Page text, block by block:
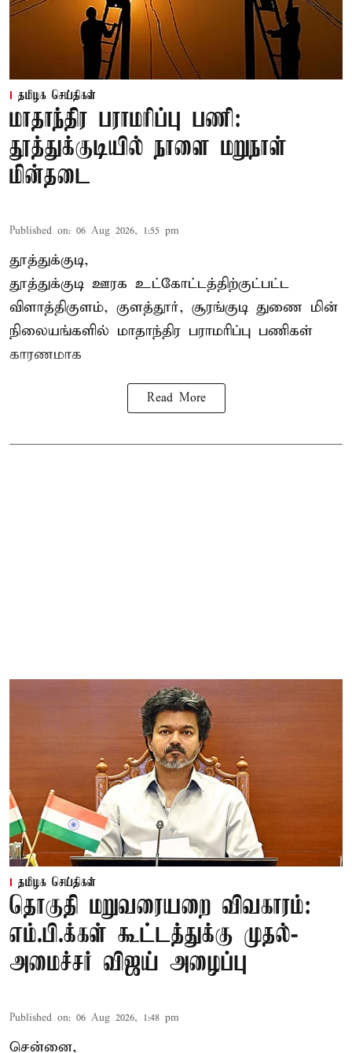
தமிழக செய்திகள்
மாதாந்திர பராமரிப்பு பணி:
தூத்துக்குடியில் நாளை மறுநாள்
மின்தடை
Published on: 06 Aug 2026, 1:55 pm
தூத்துக்குடி,
தூத்துக்குடி ஊரக உட்கோட்டத்திற்குட்பட்ட
விளாத்திகுளம், குளத்தூர், சூரங்குடி துணை மின்
நிலையங்களில் மாதாந்திர பராமரிப்பு பணிகள்
காரணமாக
Read More
தமிழக செய்திகள்
தொகுதி மறுவரையறை விவகாரம்:
எம்.பி.க்கள் கூட்டத்துக்கு முதல்-
அமைச்சர் விஜய் அழைப்பு
Published on: 06 Aug 2026, 1:48 pm
சென்னை,